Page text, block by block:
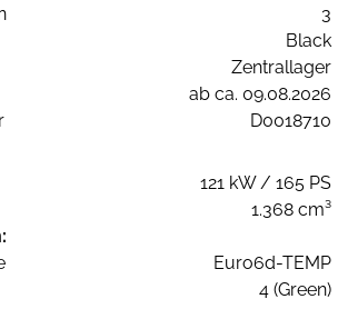
3
Black
Zentrallager
ab ca. 09.08.2026
D0018710
121 kW / 165 PS
1.368 cm³
Euro6d-TEMP
4 (Green)